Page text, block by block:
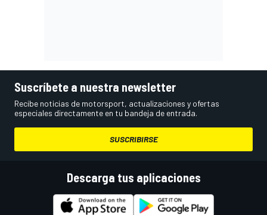
Suscríbete a nuestra newsletter
Recibe noticias de motorsport, actualizaciones y ofertas
especiales directamente en tu bandeja de entrada.
SUSCRIBIRSE
Descarga tus aplicaciones